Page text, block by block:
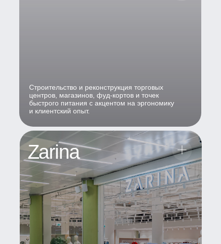
Zarina
Строительство и реконструкция торговых
центров, магазинов, фуд-кортов и точек
быстрого питания с акцентом на эргономику
и клиентский опыт.